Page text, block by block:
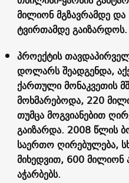
მილიონ მგზავრამდე
ტვირთამდე გაიზარდოს.
პროექტის
დოლარს შეადგენდა,
ქართული მონაკვეთის
მოხმარებოდა, 220
თუმცა მოგვიანებით
გაიზარდა. 2008 წლის
საერთო ღირებულება,
მიხედვით, 600
აჭარბებს.